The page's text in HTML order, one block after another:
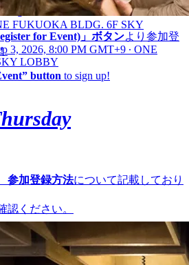
for Event)」ボタンより参加登
button to sign up!
FUKUOKA BLDG. 6F SKY
3, 2026, 8:00 PM GMT+9 ∙ ONE
LOBBY
参加登録方法について記載しており
認ください。
about the event venue, how to
. Please take a moment to review
day .